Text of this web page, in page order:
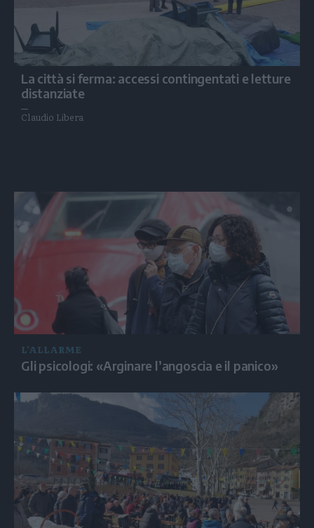
La città si ferma: accessi contingentati e letture
distanziate
Claudio Libera
L’ALLARME
Gli psicologi: «Arginare l’angoscia e il panico»